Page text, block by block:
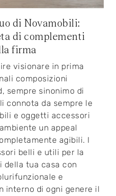
di Novamobili:
di complementi
firma
visionare in prima
composizioni
sempre sinonimo di
connota da sempre le
e oggetti accessori
un appeal
agibili. I
belli e utili per la
della tua casa con
e
interno di ogni genere il